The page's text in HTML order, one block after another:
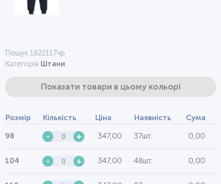
Пошук 1822117чр
Категорія Штани
Показати товари в цьому кольорі
Розмір Кількість Ціна Наявність Сума
98 - + 347,00 37шт. 0,00
104 - + 347,00 48шт. 0,00